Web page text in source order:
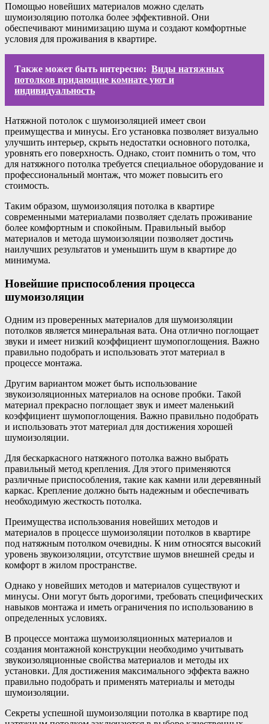
Помощью новейших материалов можно сделать
шумоизоляцию потолка более эффективной. Они
обеспечивают минимизацию шума и создают комфортные
условия для проживания в квартире.
Также может быть интересно: Виды натяжных
потолков придающие комнате уют и
индивидуальность
Натяжной потолок с шумоизоляцией имеет свои
преимущества и минусы. Его установка позволяет визуально
улучшить интерьер, скрыть недостатки основного потолка,
уровнять его поверхность. Однако, стоит помнить о том, что
для натяжного потолка требуется специальное оборудование и
профессиональный монтаж, что может повысить его
стоимость.
Таким образом, шумоизоляция потолка в квартире
современными материалами позволяет сделать проживание
более комфортным и спокойным. Правильный выбор
материалов и метода шумоизоляции позволяет достичь
наилучших результатов и уменьшить шум в квартире до
минимума.
Новейшие приспособления процесса
шумоизоляции
Одним из проверенных материалов для шумоизоляции
потолков является минеральная вата. Она отлично поглощает
звуки и имеет низкий коэффициент шумопоглощения. Важно
правильно подобрать и использовать этот материал в
процессе монтажа.
Другим вариантом может быть использование
звукоизоляционных материалов на основе пробки. Такой
материал прекрасно поглощает звук и имеет маленький
коэффициент шумопоглощения. Важно правильно подобрать
и использовать этот материал для достижения хорошей
шумоизоляции.
Для бескаркасного натяжного потолка важно выбрать
правильный метод крепления. Для этого применяются
различные приспособления, такие как камни или деревянный
каркас. Крепление должно быть надежным и обеспечивать
необходимую жесткость потолка.
Преимущества использования новейших методов и
материалов в процессе шумоизоляции потолков в квартире
под натяжным потолком очевидны. К ним относятся высокий
уровень звукоизоляции, отсутствие шумов внешней среды и
комфорт в жилом пространстве.
Однако у новейших методов и материалов существуют и
минусы. Они могут быть дорогими, требовать специфических
навыков монтажа и иметь ограничения по использованию в
определенных условиях.
В процессе монтажа шумоизоляционных материалов и
создания монтажной конструкции необходимо учитывать
звукоизоляционные свойства материалов и методы их
установки. Для достижения максимального эффекта важно
правильно подобрать и применять материалы и методы
шумоизоляции.
Секреты успешной шумоизоляции потолка в квартире под